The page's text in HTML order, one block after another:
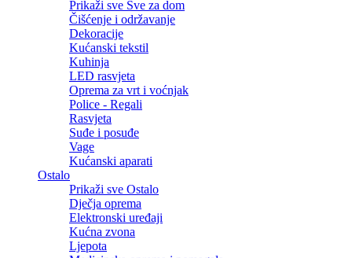
Prikaži sve Sve za dom
Čišćenje i održavanje
Dekoracije
Kućanski tekstil
Kuhinja
LED rasvjeta
Oprema za vrt i voćnjak
Police - Regali
Rasvjeta
Suđe i posuđe
Vage
Kućanski aparati
Ostalo
Prikaži sve Ostalo
Dječja oprema
Elektronski uređaji
Kućna zvona
Ljepota